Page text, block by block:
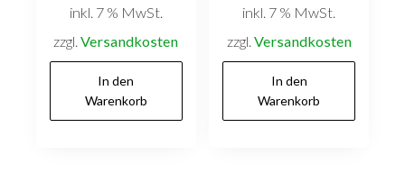
inkl. 7 % MwSt.
zzgl.Versandkosten
In den
Warenkorb
inkl. 7 % MwSt.
zzgl. Versandkosten
In den
Warenkorb